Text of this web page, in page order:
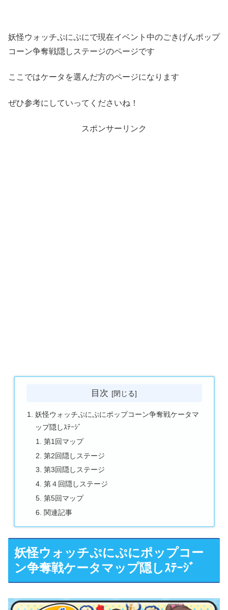
妖怪ウォッチぷにぷにで現在イベント中のごきげんポップ
コーン争奪戦隠しステージのページです
ここではケータを選んだ方のページになります
ぜひ参考にしていってくださいね！
スポンサーリンク
目次
妖怪ウォッチぷにぷにポップコーン争奪戦ケータマ
ップ隠しｽﾃｰｼﾞ
第1回マップ
第2回隠しステージ
第3回隠しステージ
第４回隠しステージ
第5回マップ
関連記事
妖怪ウォッチぷにぷにポップコー
ン争奪戦ケータマップ隠しｽﾃｰｼﾞ